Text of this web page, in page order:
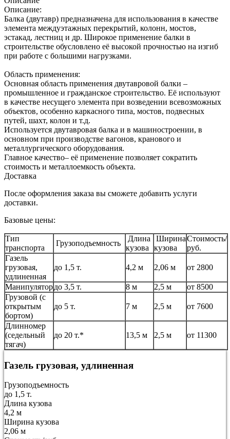
Описание:
Балка (двутавр) предназначена для использования в качестве
элемента междуэтажных перекрытий, колонн, мостов,
эстакад, лестниц и др. Широкое применение балки в
строительстве обусловлено её высокой прочностью на изгиб
при работе с большими нагрузками.
Область применения:
Основная область применения двутавровой балки –
промышленное и гражданское строительство. Её используют
в качестве несущего элемента при возведении всевозможных
объектов, особенно каркасного типа, мостов, подвесных
путей, шахт, колон и т.д.
Используется двутавровая балка и в машиностроении, в
основном при производстве вагонов, кранового и
металлургического оборудования.
Главное качество– её применение позволяет сократить
стоимость и металлоемкость объекта.
Доставка
После оформления заказа вы сможете добавить услуги
доставки.
Базовые цены:
Тип
транспорта
Грузоподъемность
Длина
кузова
Ширина
кузова
Стоимость/
руб.
Газель
грузовая,
удлиненная
до 1,5 т. 4,2 м 2,06 м от 2800
Манипулятордо 3,5 т. 8 м 2,5 м
от 8500
Грузовой (с
открытым
бортом)
до 5 т. 7 м 2,5 м от 7600
Длинномер
(седельный
тягач)
до 20 т.* 13,5 м 2,5 м от 11300
Газель грузовая, удлиненная
Грузоподъемность
до 1,5 т.
Длина кузова
4,2 м
Ширина кузова
2,06 м